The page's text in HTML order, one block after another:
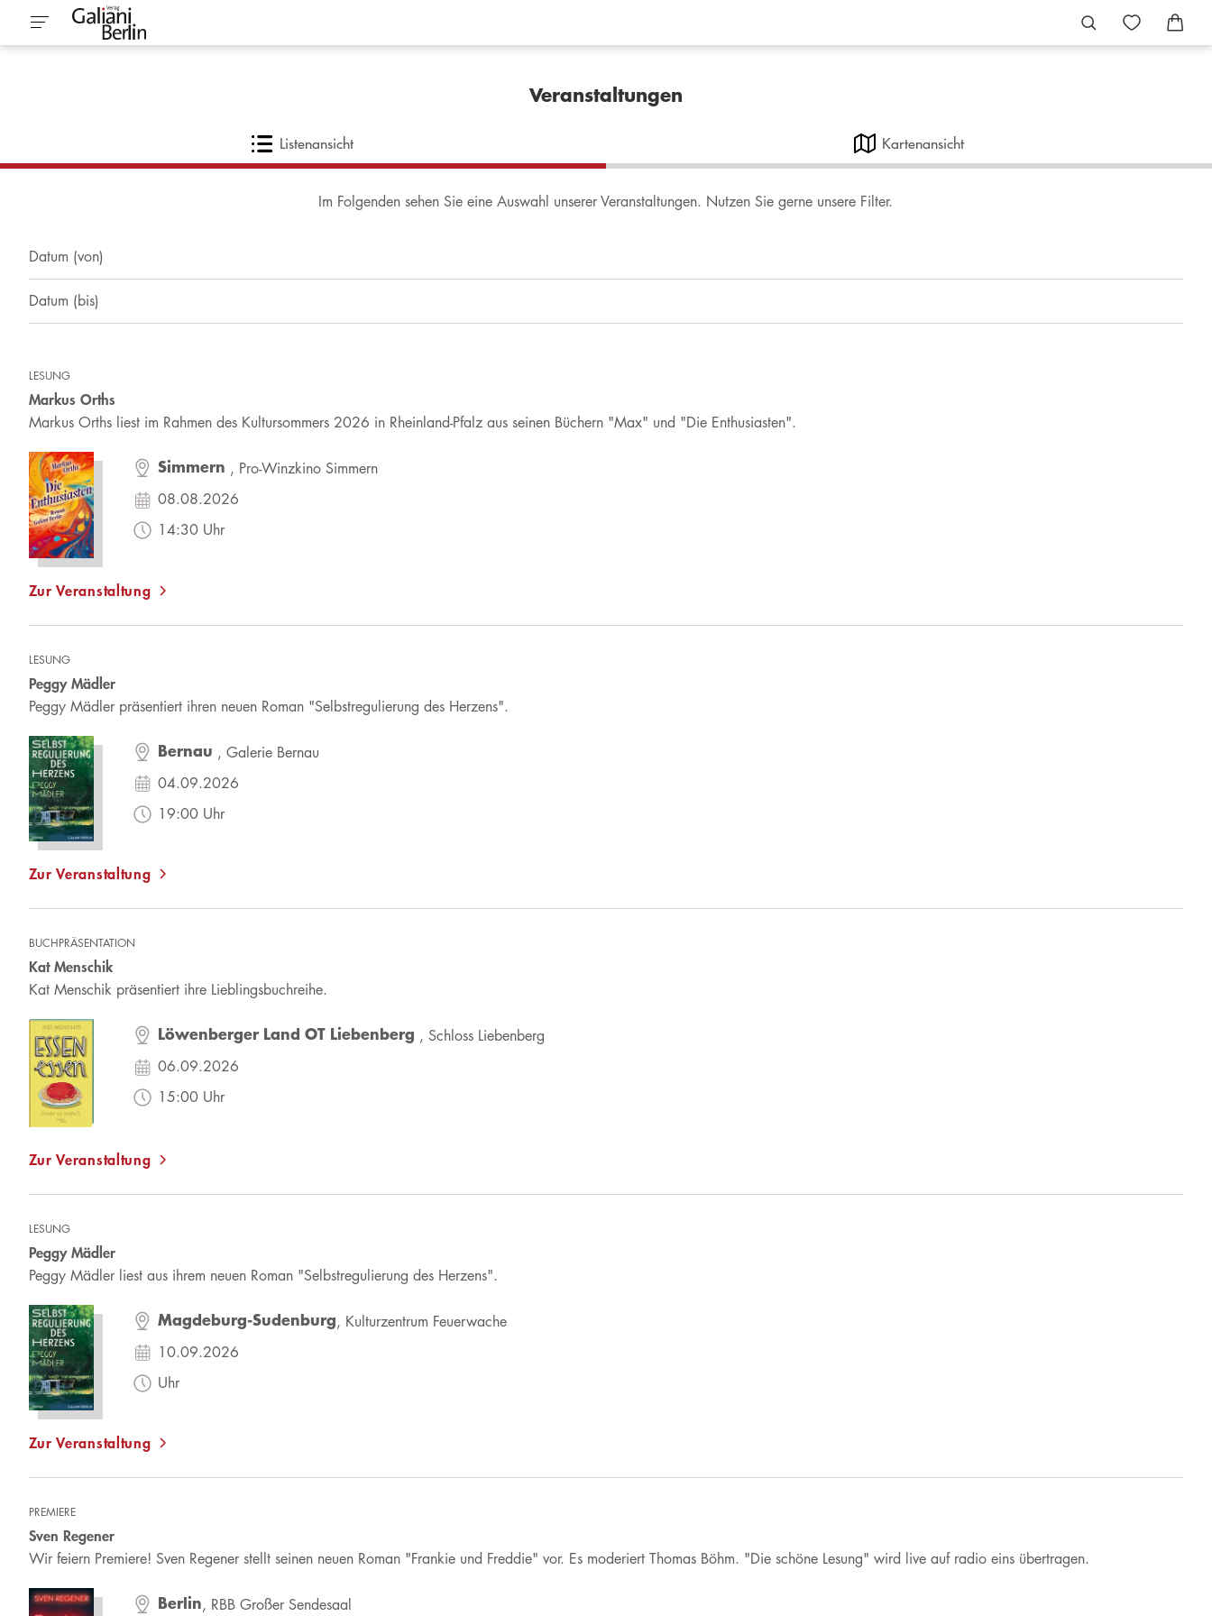
Veranstaltungen
Listenansicht Kartenansicht
Im Folgenden sehen Sie eine Auswahl unserer Veranstaltungen. Nutzen Sie gerne unsere Filter.
Durchsuchen ...
LESUNG
Markus Orths
Markus Orths liest im Rahmen des Kultursommers 2026 in Rheinland-Pfalz aus seinen Büchern "Max" und "Die Enthusiasten".
Simmern , Pro-Winzkino Simmern
08.08.2026
14:30 Uhr
Zur Veranstaltung
LESUNG
Peggy Mädler
Peggy Mädler präsentiert ihren neuen Roman "Selbstregulierung des Herzens".
Bernau , Galerie Bernau
04.09.2026
19:00 Uhr
Zur Veranstaltung
BUCHPRÄSENTATION
Kat Menschik
Kat Menschik präsentiert ihre Lieblingsbuchreihe.
Löwenberger Land OT Liebenberg , Schloss Liebenberg
06.09.2026
15:00 Uhr
Zur Veranstaltung
LESUNG
Peggy Mädler
Peggy Mädler liest aus ihrem neuen Roman "Selbstregulierung des Herzens".
Magdeburg-Sudenburg, Kulturzentrum Feuerwache
10.09.2026
Uhr
Zur Veranstaltung
PREMIERE
Sven Regener
Wir feiern Premiere! Sven Regener stellt seinen neuen Roman "Frankie und Freddie" vor. Es moderiert Thomas Böhm. "Die schöne Lesung" wird live auf radio eins übertragen.
Berlin, RBB Großer Sendesaal